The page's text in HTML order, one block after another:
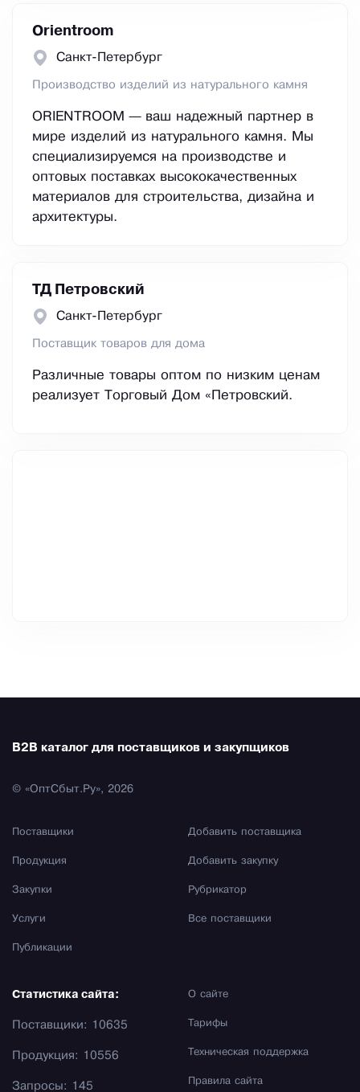
Orientroom
Санкт-Петербург
Производство изделий из натурального камня
ORIENTROOM — ваш надежный партнер в
мире изделий из натурального камня. Мы
специализируемся на производстве и
оптовых поставках высококачественных
материалов для строительства, дизайна и
архитектуры.
ТД Петровский
Санкт-Петербург
Поставщик товаров для дома
Различные товары оптом по низким ценам
реализует Торговый Дом «Петровский.
B2B каталог для поставщиков и закупщиков
© «ОптСбыт.Ру», 2026
Поставщики
Продукция
Закупки
Услуги
Публикации
Добавить поставщика
Добавить закупку
Рубрикатор
Все поставщики
О сайте
Тарифы
Техническая поддержка
Правила сайта
Статистика сайта:
Поставщики: 10635
Продукция: 10556
Запросы: 145